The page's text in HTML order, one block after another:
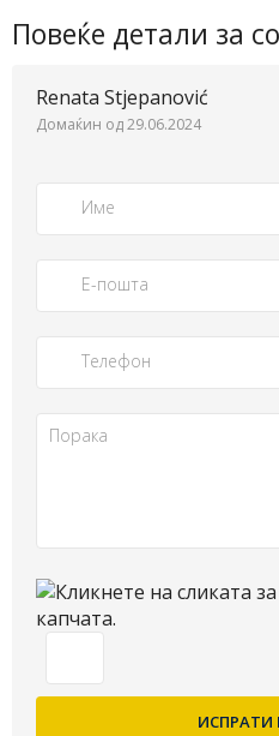
Повеќе детали за
Renata Stjepanović
Домаќин од 29.06.2024